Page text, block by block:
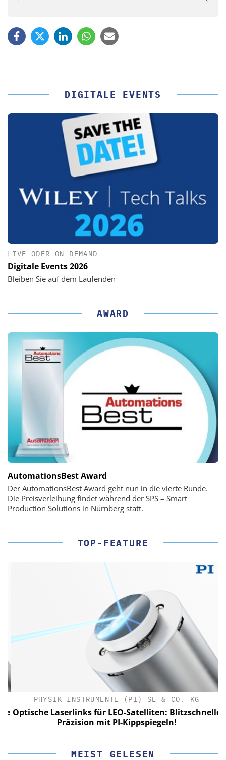
DIGITALE EVENTS
LIVE ODER ON DEMAND
Digitale Events 2026
Bleiben Sie auf dem Laufenden
AWARD
AutomationsBest Award
Der AutomationsBest Award geht nun in die vierte Runde.
Die Preisverleihung findet während der SPS – Smart
Production Solutions in Nürnberg statt.
TOP-FEATURE
PHYSIK INSTRUMENTE (PI) SE & CO. KG
Optische Laserlinks für LEO-Satelliten: Blitzschnelle
Präzision mit PI-Kippspiegeln!
MEIST GELESEN